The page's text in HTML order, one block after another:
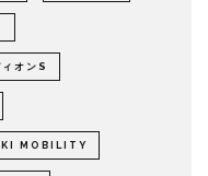
オンS
MOBILITY